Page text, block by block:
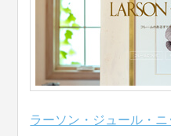
ラーソン・ジュール・ニ